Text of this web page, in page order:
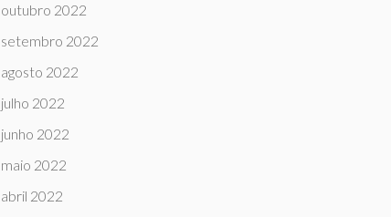
outubro 2022
setembro 2022
agosto 2022
julho 2022
junho 2022
maio 2022
abril 2022